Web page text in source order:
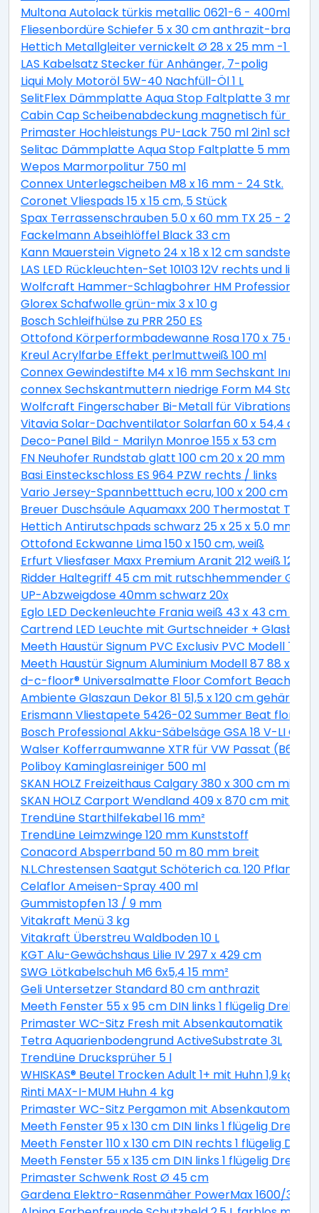
Multona Autolack türkis metallic 0621-6 - 400ml
Fliesenbordüre Schiefer 5 x 30 cm anthrazit-braun
Hettich Metallgleiter vernickelt Ø 28 x 25 mm -1
LAS Kabelsatz Stecker für Anhänger, 7-polig
Liqui Moly Motoröl 5W-40 Nachfüll-Öl 1 L
SelitFlex Dämmplatte Aqua Stop Faltplatte 3 mm
Cabin Cap Scheibenabdeckung magnetisch für
Primaster Hochleistungs PU-Lack 750 ml 2in1
Selitac Dämmplatte Aqua Stop Faltplatte 5 mm
Wepos Marmorpolitur 750 ml
Connex Unterlegscheiben M8 x 16 mm - 24 Stk.
Coronet Vliespads 15 x 15 cm, 5 Stück
Spax Terrassenschrauben 5.0 x 60 mm TX 25 - 200
Fackelmann Abseihlöffel Black 33 cm
Kann Mauerstein Vigneto 24 x 18 x 12 cm
LAS LED Rückleuchten-Set 10103 12V rechts und links
Wolfcraft Hammer-Schlagbohrer HM Professional
Glorex Schafwolle grün-mix 3 x 10 g
Bosch Schleifhülse zu PRR 250 ES
Ottofond Körperformbadewanne Rosa 170 x 75 cm,
Kreul Acrylfarbe Effekt perlmuttweiß 100 ml
Connex Gewindestifte M4 x 16 mm Sechskant Innen
connex Sechskantmuttern niedrige Form M4 Stahl
Wolfcraft Fingerschaber Bi-Metall für
Vitavia Solar-Dachventilator Solarfan 60 x 54,4 cm
Deco-Panel Bild - Marilyn Monroe 155 x 53 cm
FN Neuhofer Rundstab glatt 100 cm 20 x 20 mm
Basi Einsteckschloss ES 964 PZW rechts / links
Vario Jersey-Spannbetttuch ecru, 100 x 200 cm
Breuer Duschsäule Aquamaxx 200 Thermostat
Hettich Antirutschpads schwarz 25 x 25 x 5.0 mm -
Ottofond Eckwanne Lima 150 x 150 cm, weiß
Erfurt Vliesfaser Maxx Premium Aranit 212 weiß 12,5 x
Ridder Haltegriff 45 cm mit rutschhemmender
UP-Abzweigdose 40mm schwarz 20x
Eglo LED Deckenleuchte Frania weiß 43 x 43 cm
Cartrend LED Leuchte mit Gurtschneider +
Meeth Haustür Signum PVC Exclusiv PVC Modell 70
Meeth Haustür Signum Aluminium Modell 87 88 x 200
d-c-floor® Universalmatte Floor Comfort
Ambiente Glaszaun Dekor 81 51,5 x 120 cm
Erismann Vliestapete 5426-02 Summer Beat floral
Bosch Professional Akku-Säbelsäge GSA 18 V-LI C
Walser Kofferraumwanne XTR für VW Passat (B6)
Poliboy Kaminglasreiniger 500 ml
SKAN HOLZ Freizeithaus Calgary 380 x 300 cm mit 2.
SKAN HOLZ Carport Wendland 409 x 870 cm mit
TrendLine Starthilfekabel 16 mm²
TrendLine Leimzwinge 120 mm Kunststoff
Conacord Absperrband 50 m 80 mm breit
N.L.Chrestensen Saatgut Schöterich ca. 120 Pflanzen
Celaflor Ameisen-Spray 400 ml
Gummistopfen 13 / 9 mm
Vitakraft Menü 3 kg
Vitakraft Überstreu Waldboden 10 L
KGT Alu-Gewächshaus Lilie IV 297 x 429 cm
SWG Lötkabelschuh M6 6x5,4 15 mm²
Geli Untersetzer Standard 80 cm anthrazit
Meeth Fenster 55 x 95 cm DIN links 1 flügelig Dreh-
Primaster WC-Sitz Fresh mit Absenkautomatik
Tetra Aquarienbodengrund ActiveSubstrate 3L
TrendLine Drucksprüher 5 l
WHISKAS® Beutel Trocken Adult 1+ mit Huhn 1,9 kg 1,9
Rinti MAX-I-MUM Huhn 4 kg
Primaster WC-Sitz Pergamon mit Absenkautomatik
Meeth Fenster 95 x 130 cm DIN links 1 flügelig Dreh-
Meeth Fenster 110 x 130 cm DIN rechts 1 flügelig
Meeth Fenster 55 x 135 cm DIN links 1 flügelig Dreh-
Primaster Schwenk Rost Ø 45 cm
Gardena Elektro-Rasenmäher PowerMax 1600/37